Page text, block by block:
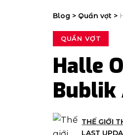
Blog > Quần vợt >
QUẦN VỢT
Halle
Bublik
LAST
THẾ GIỚI